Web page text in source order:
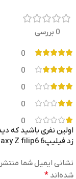
0 بررسی
0
0
0
0
0
اولین نفری باشید که
زد فیلیپ6 silicone case | Galaxy Z filip6”
نشانی ایمیل شما
شده‌اند *